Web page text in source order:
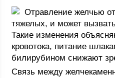
Отравление желчью
тяжелых, и может
Такие изменения
кровотока, питание
билирубином снижают
Связь между